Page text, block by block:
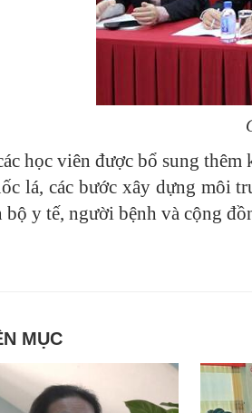
học viên được bổ sung
lá, các bước xây dựng môi
bộ y tế, người bệnh và cộng
MỤC